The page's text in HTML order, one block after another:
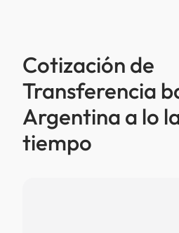
Cotización de
Transferencia
Argentina a lo
tiempo